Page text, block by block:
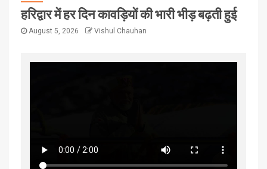
हरिद्वार में हर दिन कावड़ियों की भारी भीड़ बढ़ती हुई
August 5, 2026 Vishul Chauhan